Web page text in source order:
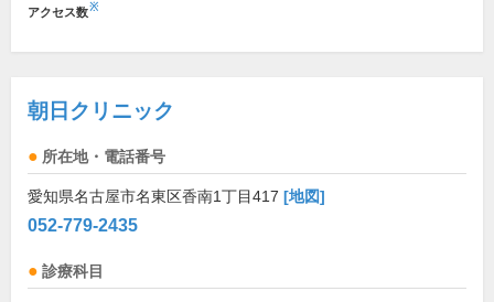
アクセス数※
朝日クリニック
所在地・電話番号
愛知県名古屋市名東区香南1丁目417 [地図]
052-779-2435
診療科目